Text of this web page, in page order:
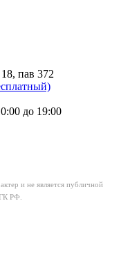
пав 372
до 19:00
и не является публичной
РФ.